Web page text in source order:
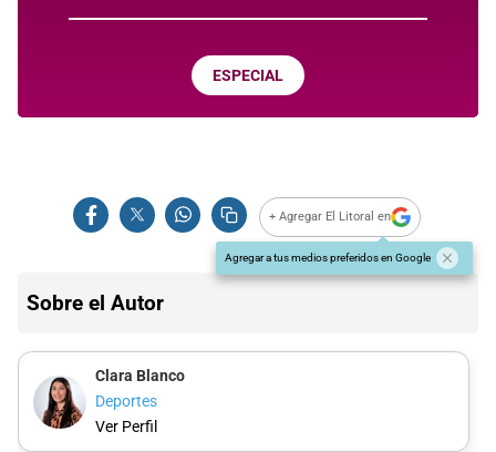
ESPECIAL
+ Agregar El Litoral en
Agregar a tus medios preferidos en Google
Sobre el Autor
Clara Blanco
Deportes
Ver Perfil